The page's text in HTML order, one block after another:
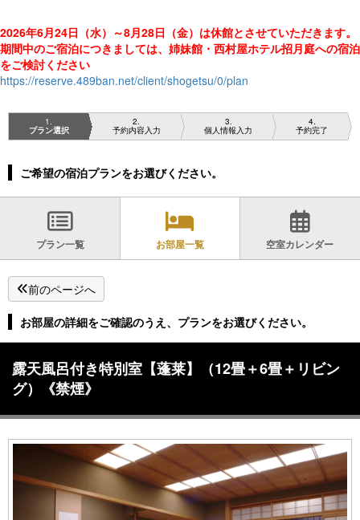
2026年6月24日（水）～8月28日（金）は休館とさせていただきます。
期間中のご宿泊につきましては、 姉妹館・西村屋ホテル招月庭への宿泊
をご検討ください
https://reserve.489ban.net/client/shogetsu/0/plan
1
プラン選択
2
予約内容入力
3
個人情報入力
4
予約完了
ご希望の宿泊プランをお選びください。
プラン一覧 お部屋一覧 空室カレンダー
前のページへ
お部屋の詳細をご確認のうえ、プランをお選びください。
露天風呂付き特別室【蓬莱】（12畳＋6畳＋リビン
グ）《禁煙》